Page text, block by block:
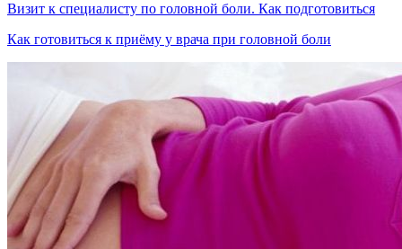
Визит к специалисту по головной боли. Как подготовиться
Как готовиться к приёму у врача при головной боли